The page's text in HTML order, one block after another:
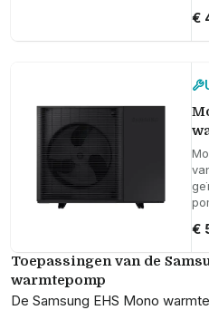
€
€
Toepassingen van de
warmtepomp
De Samsung EHS Mono